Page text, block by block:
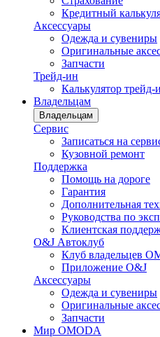
Кредитный
Аксессуары
Одежда и сувениры
Оригинальные
Запчасти
Трейд-ин
Калькулятор трейд-
Владельцам
Владельцам
Сервис
Записаться на
Кузовной ремонт
Поддержка
Помощь на дороге
Гарантия
Дополнительная
Руководства по
Клиентская
O&J Автоклуб
Клуб владельцев
Приложение O&J
Аксессуары
Одежда и сувениры
Оригинальные
Запчасти
Мир OMODA